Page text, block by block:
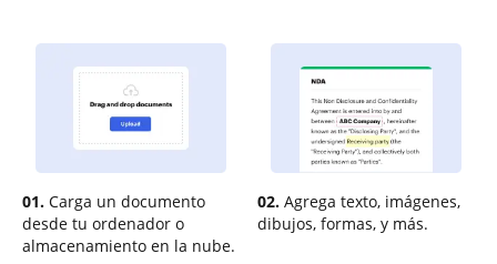
01. Carga un documento
desde tu ordenador o
almacenamiento en la nube.
02. Agrega texto, imágenes,
dibujos, formas, y más.